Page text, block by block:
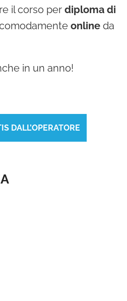
il corso per diploma di
online da
in un anno!
DALL’OPERATORE